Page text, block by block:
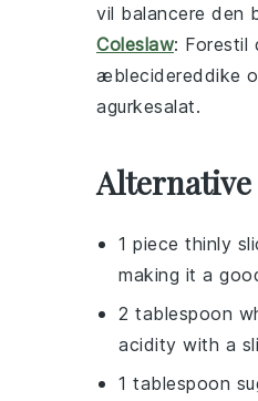
vil balancere den
Coleslaw: Forestil
æblecidereddike
agurkesalat.
1 piece thinly
making it a
2 tablespoon
acidity with a
1 tablespoon